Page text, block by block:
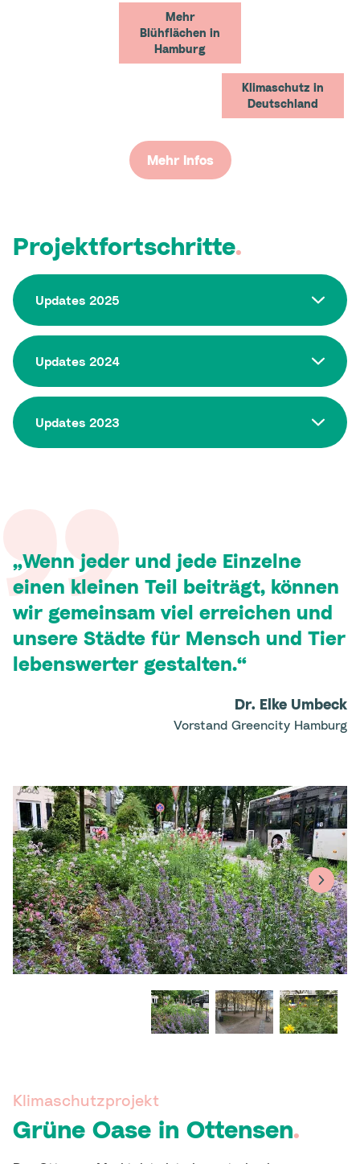
Mehr
Blühflächen in
Hamburg
Klimaschutz in
Deutschland
Mehr Infos
Projektfortschritte.
Updates 2025
Updates 2024
Updates 2023
Wenn jeder und jede Einzelne
einen kleinen Teil beiträgt, können
wir gemeinsam viel erreichen und
unsere Städte für Mensch und Tier
lebenswerter gestalten.
Dr. Elke Umbeck
Vorstand Greencity Hamburg
Klimaschutzprojekt
Grüne Oase in Ottensen.